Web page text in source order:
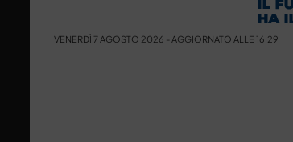
VENERDÌ 7 AGOSTO 2026 - AGGIORNATO ALLE 16:29